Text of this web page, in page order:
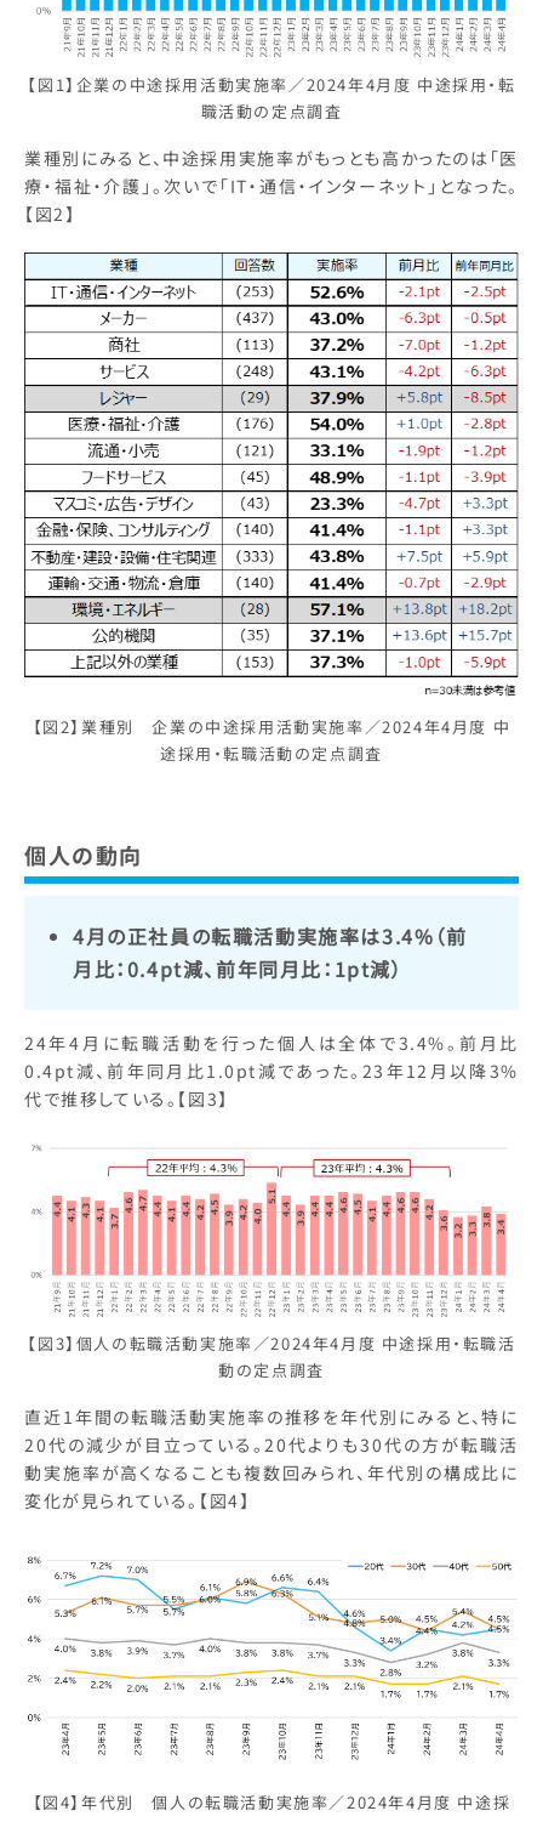
【図1】企業の中途採用活動実施率／2024年4月度 中途採用・転
職活動の定点調査
業種別にみると、中途採用実施率がもっとも高かったのは「医
療・福祉・介護」。次いで「IT・通信・インターネット」となった。
【図2】
【図2】業種別 企業の中途採用活動実施率／2024年4月度 中
途採用・転職活動の定点調査
個人の動向
4月の正社員の転職活動実施率は3.4%（前
月比：0.4pt減、前年同月比：1pt減）
24年4月に転職活動を行った個人は全体で3.4%。前月比
0.4pt減、前年同月比1.0pt減であった。23年12月以降3%
代で推移している。【図3】
【図3】個人の転職活動実施率／2024年4月度 中途採用・転職活
動の定点調査
直近1年間の転職活動実施率の推移を年代別にみると、特に
20代の減少が目立っている。20代よりも30代の方が転職活
動実施率が高くなることも複数回みられ、年代別の構成比に
変化が見られている。【図4】
【図4】年代別 個人の転職活動実施率／2024年4月度 中途採